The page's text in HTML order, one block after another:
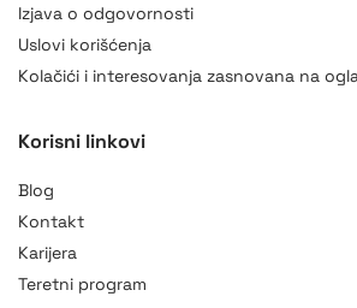
Izjava o odgovornosti
Uslovi korišćenja
Kolačići i interesovanja zasnovana na
Korisni linkovi
Blog
Kontakt
Karijera
Teretni program